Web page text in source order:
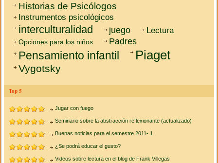
Historias de Psicólogos
Instrumentos psicológicos
interculturalidad juego Lectura
Opciones para los niños Padres
Pensamiento infantil Piaget
Vygotsky
Top 5
Jugar con fuego
Seminario sobre la abstracción reflexionante (actualizado)
Buenas noticias para el semestre 2011- 1
¿Se podrá educar el gusto?
Videos sobre lectura en el blog de Frank Villegas